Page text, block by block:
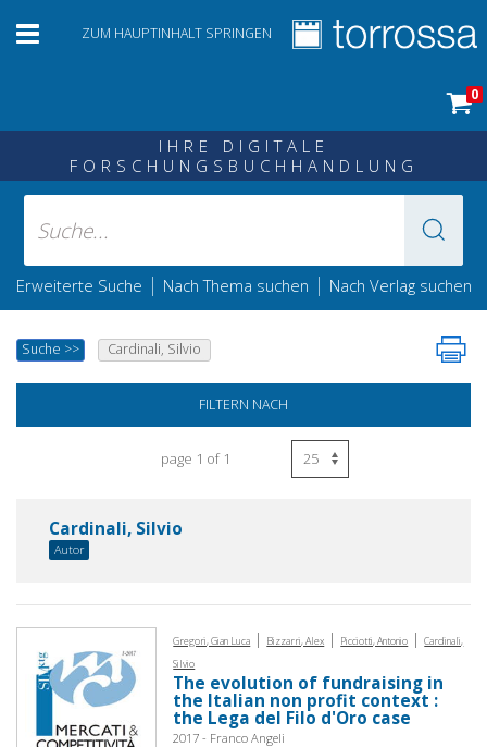
ZUM HAUPTINHALT SPRINGEN
0
IHRE DIGITALE
FORSCHUNGSBUCHHANDLUNG
Erweiterte Suche | Nach Thema suchen | Nach Verlag suchen
Suche >> Cardinali, Silvio
FILTERN NACH
page 1 of 1
Cardinali, Silvio
Autor
Gregori, Gian Luca | Bizzarri, Alex | Picciotti, Antonio | Cardinali,
Silvio
The evolution of fundraising in
the Italian non profit context :
the Lega del Filo d'Oro case
2017 - Franco Angeli